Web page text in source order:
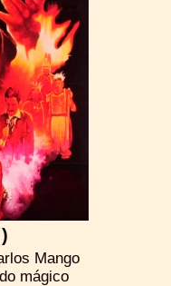
Mango
mágico